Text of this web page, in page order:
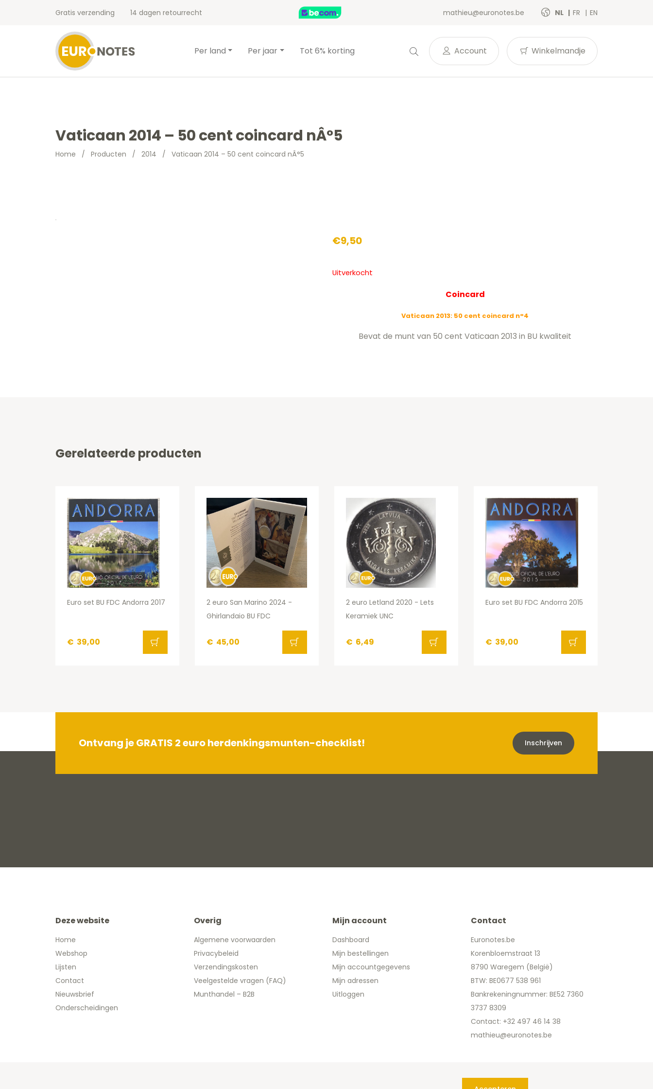
Gratis verzending 14 dagen retourrecht mathieu@euronotes.be NL FR EN
Per land Per jaar Tot 6% korting Account Winkelmandje
Vaticaan 2014 – 50 cent coincard nÂ°5
Home / Producten / 2014 / Vaticaan 2014 – 50 cent coincard nÂ°5
€9,50
Uitverkocht
Coincard
Vaticaan 2013: 50 cent coincard n°4
Bevat de munt van 50 cent Vaticaan 2013 in BU kwaliteit
Gerelateerde producten
Euro set BU FDC Andorra 2017
€ 39,00
2 euro San Marino 2024 -
Ghirlandaio BU FDC
€ 45,00
2 euro Letland 2020 - Lets
Keramiek UNC
€ 6,49
Euro set BU FDC Andorra 2015
€ 39,00
Ontvang je GRATIS 2 euro herdenkingsmunten-checklist! Inschrijven
Deze website
Home
Webshop
Lijsten
Contact
Nieuwsbrief
Onderscheidingen
Overig
Algemene voorwaarden
Privacybeleid
Verzendingskosten
Veelgestelde vragen (FAQ)
Munthandel – B2B
Mijn account
Dashboard
Mijn bestellingen
Mijn accountgegevens
Mijn adressen
Uitloggen
Contact
Euronotes.be
Korenbloemstraat 13
8790 Waregem (België)
BTW: BE0677 538 961
Bankrekeningnummer: BE52 7360
3737 8309
Contact: +32 497 46 14 38
mathieu@euronotes.be